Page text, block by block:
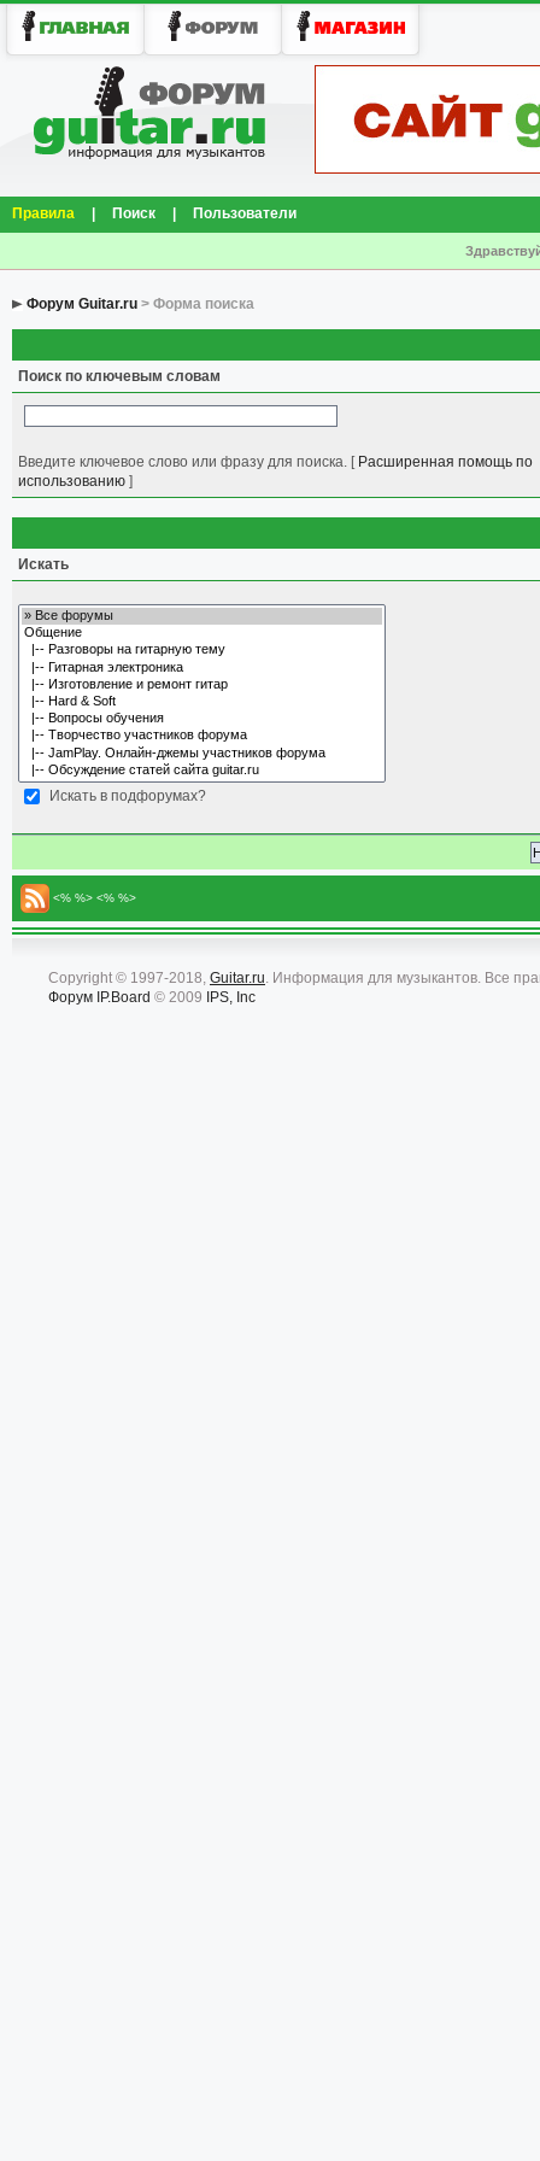
Правила Поиск Пользователи
Форум Guitar.ru > Форма поиска
Поиск по ключевым словам
Введите ключевое слово или фразу для поиска. [ Расширенная помощь по
использованию ]
Искать
Искать в подфорумах?
<% %> <% %>
Copyright © 1997-2018, Guitar.ru. Информация для музыкантов. Все
Форум IP.Board © 2009 IPS, Inc